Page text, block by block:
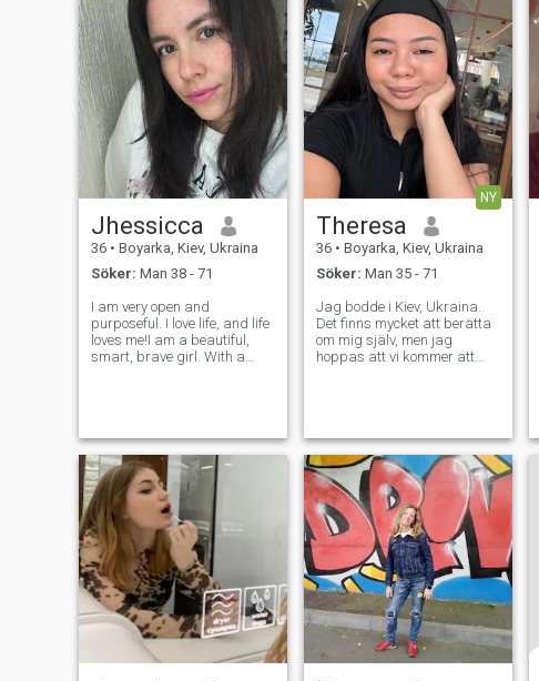
Jhessicca
36 • Boyarka, Kiev, Ukraina
Söker: Man 38 - 71
I am very open and
purposeful. I love life, and life
loves me!I am a beautiful,
smart, brave girl. With a
can get along with almost an
NY
Theresa
36 • Boyarka, Kiev, Ukraina
Söker: Man 35 - 71
Jag bodde i Kiev, Ukraina.
Det finns mycket att berätta
om mig själv, men jag
hoppas att vi kommer att
och har bestämda mål i livet.
Kan du gissa vad mitt
huvudmål är nu? Det är jag
säker på!